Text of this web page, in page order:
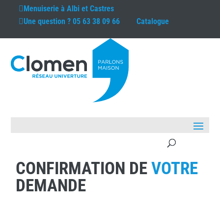
Menuiserie àAlbi et Castres
Une question ?05 63 38 09 66 Catalogue
CONFIRMATION DEVOTRE
DEMANDE